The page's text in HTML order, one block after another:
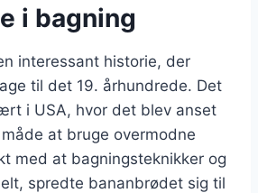
i bagning
interessant historie, der
til det 19. århundrede. Det
i USA, hvor det blev anset
at bruge overmodne
med at bagningsteknikker og
spredte bananbrødet sig til